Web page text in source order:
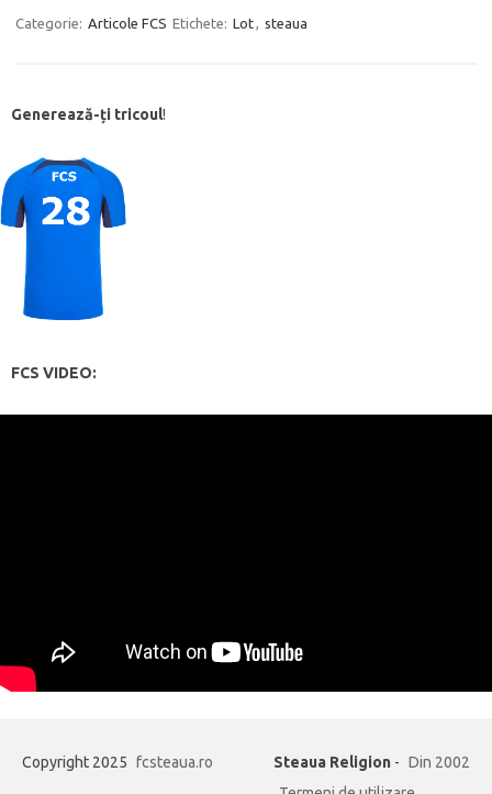
Categorie: Articole FCS Etichete: Lot, steaua
Generează-ți tricoul!
FCS VIDEO:
Copyright 2025 fcsteaua.ro Steaua Religion - Din 2002